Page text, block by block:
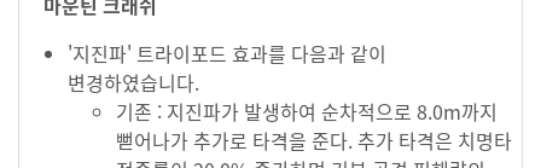
'지진파' 트라이포드 효과를 다음과 같이
변경하였습니다.
기존 : 지진파가 발생하여 순차적으로 8.0m까지
뻗어나가 추가로 타격을 준다. 추가 타격은 치명타